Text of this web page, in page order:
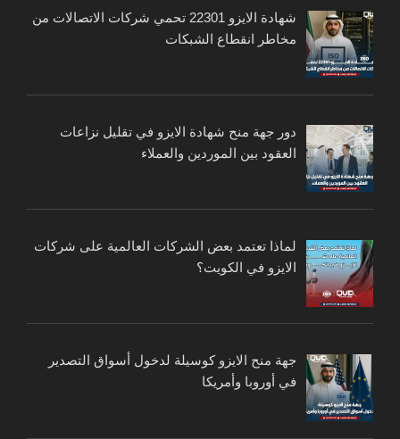
شهادة الايزو 22301 تحمي شركات الاتصالات من
مخاطر انقطاع الشبكات
دور جهة منح شهادة الايزو في تقليل نزاعات
العقود بين الموردين والعملاء
لماذا تعتمد بعض الشركات العالمية على شركات
الايزو في الكويت؟
جهة منح الايزو كوسيلة لدخول أسواق التصدير
في أوروبا وأمريكا